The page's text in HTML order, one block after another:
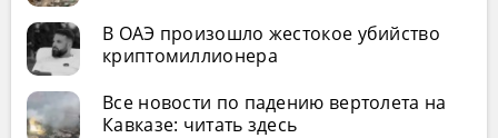
В ОАЭ произошло жестокое убийство
криптомиллионера
Все новости по падению вертолета на
Кавказе: читать здесь